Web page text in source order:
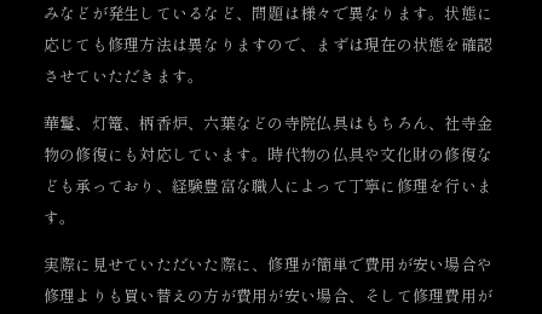
みなどが発生しているなど、問題は様々で異なります。状態に
応じても修理方法は異なりますので、まずは現在の状態を確認
させていただきます。
華鬘、灯篭、柄香炉、六葉などの寺院仏具はもちろん、社寺金
物の修復にも対応しています。時代物の仏具や文化財の修復な
ども承っており、経験豊富な職人によって丁寧に修理を行いま
す。
実際に見せていただいた際に、修理が簡単で費用が安い場合や
修理よりも買い替えの方が費用が安い場合、そして修理費用が